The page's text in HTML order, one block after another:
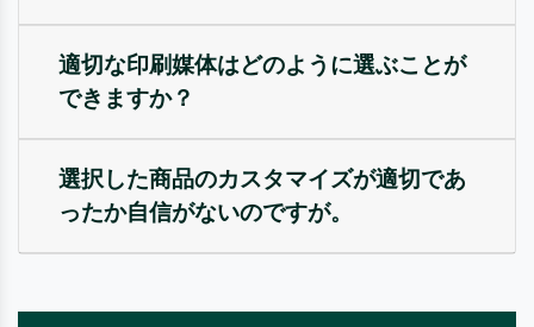
適切な印刷媒体はどのように選ぶことが
できますか？
選択した商品のカスタマイズが適切であ
ったか自信がないのですが。